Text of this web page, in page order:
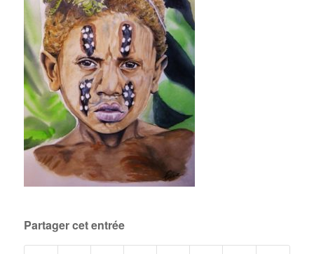
Partager cet entrée